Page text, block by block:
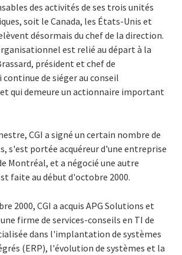
des activités de ses trois unités
soit le Canada, les États-Unis et
désormais du chef de la direction.
est relié au départ à la
président et chef de
de siéger au conseil
qui demeure un actionnaire important
CGI a signé un certain nombre de
s'est portée acquéreur d'une entreprise
Montréal, et a négocié une autre
faite au début d'octobre 2000.
2000, CGI a acquis APG Solutions et
firme de services-conseils en TI de
dans l'implantation de systèmes
(ERP), l'évolution de systèmes et la